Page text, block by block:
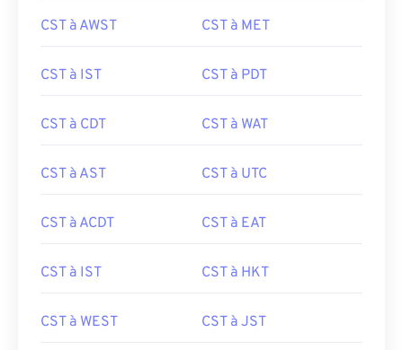
CST à AWST CST à MET
CST à IST CST à PDT
CST à CDT CST à WAT
CST à AST CST à UTC
CST à ACDT CST à EAT
CST à IST CST à HKT
CST à WEST CST à JST